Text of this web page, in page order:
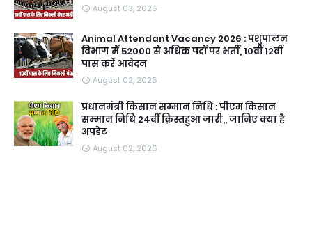
August 03, 2026
Animal Attendant Vacancy 2026 : पशुपालन
विभाग में 52000 से अधिक पदों पर भर्ती, 10वीं 12वीं
पास करें आवेदन
August 02, 2026
प्रधानमंत्री किसान सम्मान निधि : पीएम किसान
सम्मान निधि 24वीं क़िस्तहुआ जारी,, जानिए क्या है
अपडेट
August 02, 2026